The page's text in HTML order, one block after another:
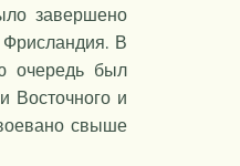
завершено
В
очередь был
Восточного и
свыше